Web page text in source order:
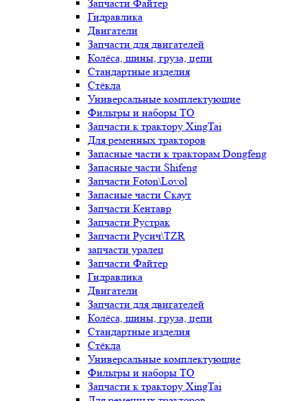
Запчасти Файтер
Гидравлика
Двигатели
Запчасти для двигателей
Колёса, шины, груза, цепи
Стандартные изделия
Стёкла
Универсальные комплектующие
Фильтры и наборы ТО
Запчасти к трактору XingTai
Для ременных тракторов
Запасные части к тракторам Dongfeng
Запасные части Shifeng
Запчасти Foton\Lovol
Запасные части Скаут
Запчасти Кентавр
Запчасти Рустрак
Запчасти Русич\TZR
запчасти уралец
Запчасти Файтер
Гидравлика
Двигатели
Запчасти для двигателей
Колёса, шины, груза, цепи
Стандартные изделия
Стёкла
Универсальные комплектующие
Фильтры и наборы ТО
Запчасти к трактору XingTai